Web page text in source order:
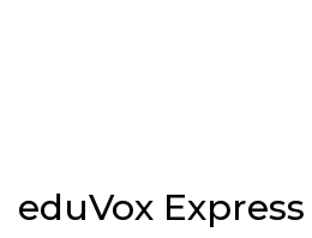
eduVox Express